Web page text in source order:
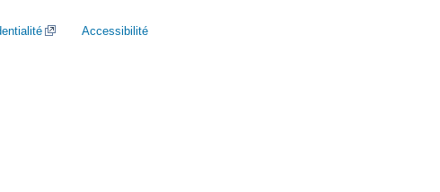
Accessibilité